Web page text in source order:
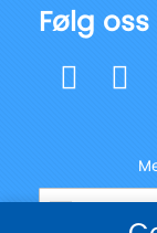
Følg
Registrer